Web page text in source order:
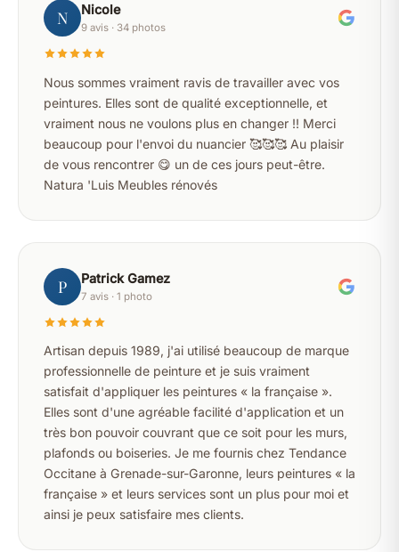
N Nicole
9 avis · 34 photos
Nous sommes vraiment ravis de travailler avec vos
peintures. Elles sont de qualité exceptionnelle, et
vraiment nous ne voulons plus en changer !! Merci
beaucoup pour l'envoi du nuancier 🥰🥰🥰 Au plaisir
de vous rencontrer 😋 un de ces jours peut-être.
Natura 'Luis Meubles rénovés
P Patrick Gamez
7 avis · 1 photo
Artisan depuis 1989, j'ai utilisé beaucoup de marque
professionnelle de peinture et je suis vraiment
satisfait d'appliquer les peintures « la française ».
Elles sont d'une agréable facilité d'application et un
très bon pouvoir couvrant que ce soit pour les murs,
plafonds ou boiseries. Je me fournis chez Tendance
Occitane à Grenade-sur-Garonne, leurs peintures « la
française » et leurs services sont un plus pour moi et
ainsi je peux satisfaire mes clients.